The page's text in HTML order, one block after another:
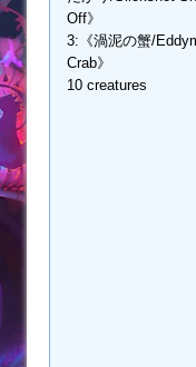
Off》
3:《渦泥の蟹/
Crab》
10 creatures